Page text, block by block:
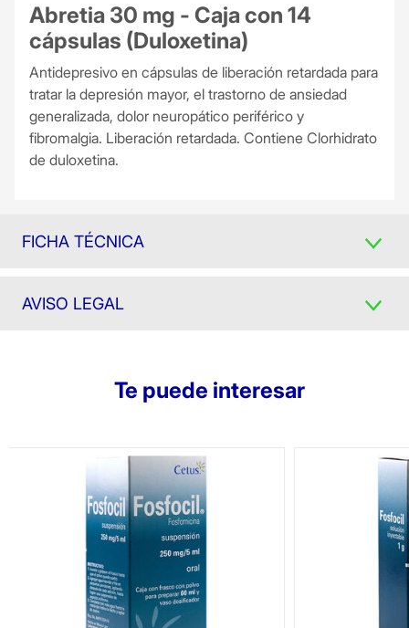
Abretia 30 mg - Caja con 14
cápsulas (Duloxetina)
Antidepresivo en cápsulas de liberación retardada para
tratar la depresión mayor, el trastorno de ansiedad
generalizada, dolor neuropático periférico y
fibromalgia. Liberación retardada. Contiene Clorhidrato
de duloxetina.
FICHA TÉCNICA
AVISO LEGAL
Te puede interesar